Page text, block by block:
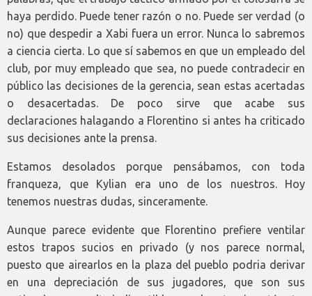
haya perdido. Puede tener razón o no. Puede ser verdad (o
no) que despedir a Xabi fuera un error. Nunca lo sabremos
a ciencia cierta. Lo que sí sabemos en que un empleado del
club, por muy empleado que sea, no puede contradecir en
público las decisiones de la gerencia, sean estas acertadas
o desacertadas. De poco sirve que acabe sus
declaraciones halagando a Florentino si antes ha criticado
sus decisiones ante la prensa.
Estamos desolados porque pensábamos, con toda
franqueza, que Kylian era uno de los nuestros. Hoy
tenemos nuestras dudas, sinceramente.
Aunque parece evidente que Florentino prefiere ventilar
estos trapos sucios en privado (y nos parece normal,
puesto que airearlos en la plaza del pueblo podria derivar
en una depreciación de sus jugadores, que son sus